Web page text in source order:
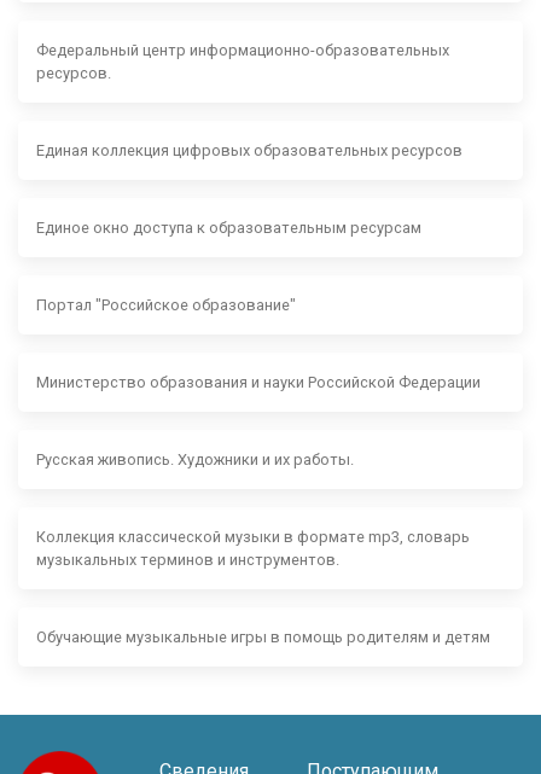
Федеральный центр информационно-образовательных
ресурсов.
Единая коллекция цифровых образовательных ресурсов
Единое окно доступа к образовательным ресурсам
Портал "Российское образование"
Министерство образования и науки Российской Федерации
Русская живопись. Художники и их работы.
Коллекция классической музыки в формате mp3, словарь
музыкальных терминов и инструментов.
Обучающие музыкальные игры в помощь родителям и детям